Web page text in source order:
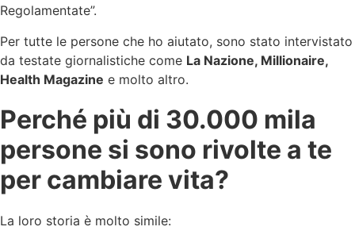
Regolamentate”.
Per tutte le persone che ho aiutato, sono stato intervistato
da testate giornalistiche come La Nazione, Millionaire,
Health Magazine e molto altro.
Perché più di 30.000 mila
persone si sono rivolte a te
per cambiare vita?
La loro storia è molto simile: